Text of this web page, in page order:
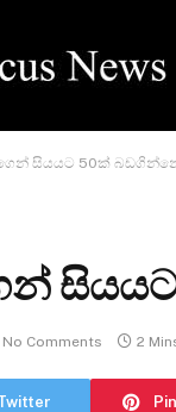
සියයට 50ක්
No Comments 2